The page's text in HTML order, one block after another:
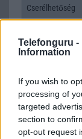
Telefonguru -
Information
If you wish to
processing of
targeted
section to
opt-out request
Cserélhetőség
Gyorstöltés
Java
Flash/
SNS integráció